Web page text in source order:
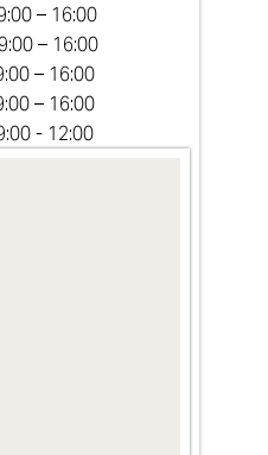
– 16:00
– 16:00
– 16:00
– 16:00
- 12:00